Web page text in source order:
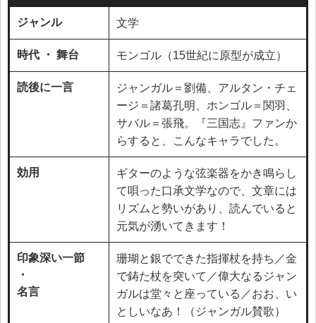
ジャンル 文学
時代 ・ 舞台 モンゴル（15世紀に原型が成立）
読後に一言
ジャンガル＝劉備、アルタン・チェ
ージ＝諸葛孔明、ホンゴル＝関羽、
サバル＝張飛。『三国志』ファンか
らすると、こんなキャラでした。
効用
ギターのような弦楽器をかき鳴らし
て唄った口承文学なので、文章には
リズムと勢いがあり、読んでいると
元気が湧いてきます！
印象深い一節
・
名言
珊瑚と銀でできた指揮杖を持ち／金
で鋳た杖を突いて／偉大なるジャン
ガルは堂々と座っている／おお、い
としいなあ！（ジャンガル賛歌）